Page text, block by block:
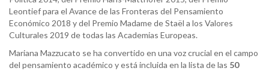
Leontief para el Avance de las Fronteras del Pensamiento
Económico 2018 y del Premio Madame de Staël a los Valores
Culturales 2019 de todas las Academias Europeas.
Mariana Mazzucato se ha convertido en una voz crucial en el campo
del pensamiento académico y está incluida en la lista de las 50